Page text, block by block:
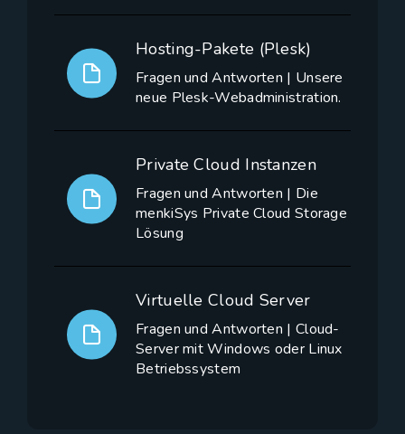
Hosting-Pakete (Plesk)
Fragen und Antworten | Unsere
neue Plesk-Webadministration.
Private Cloud Instanzen
Fragen und Antworten | Die
menkiSys Private Cloud Storage
Lösung
Virtuelle Cloud Server
Fragen und Antworten | Cloud-
Server mit Windows oder Linux
Betriebssystem